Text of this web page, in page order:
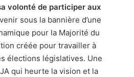
volonté de participer aux
sous la bannière d’une
pour la Majorité du
créée pour travailler à
élections législatives. Une
qui heurte la vision et la